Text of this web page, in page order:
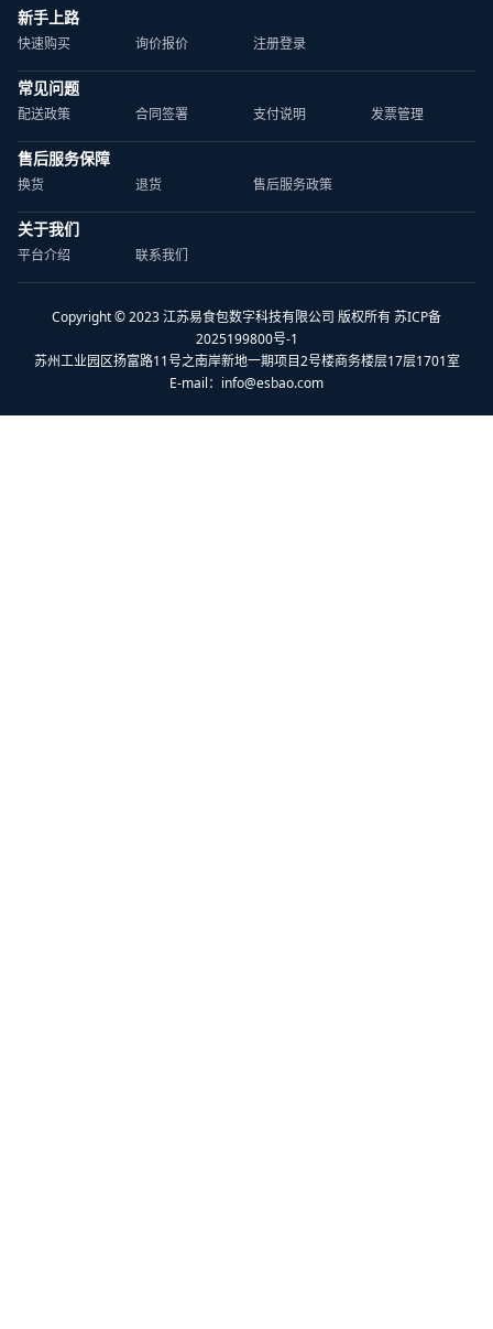
新手上路
快速购买 询价报价 注册登录
常见问题
配送政策 合同签署 支付说明 发票管理
售后服务保障
换货 退货 售后服务政策
关于我们
平台介绍 联系我们
Copyright © 2023 江苏易食包数字科技有限公司 版权所有 苏ICP备
2025199800号-1
苏州工业园区扬富路11号之南岸新地一期项目2号楼商务楼层17层1701室
E-mail： info@esbao.com